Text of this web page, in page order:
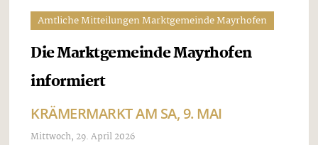
Amtliche Mitteilungen Marktgemeinde Mayrhofen
Die Marktgemeinde Mayrhofen
informiert
KRÄMERMARKT AM SA, 9. MAI
Mittwoch, 29. April 2026